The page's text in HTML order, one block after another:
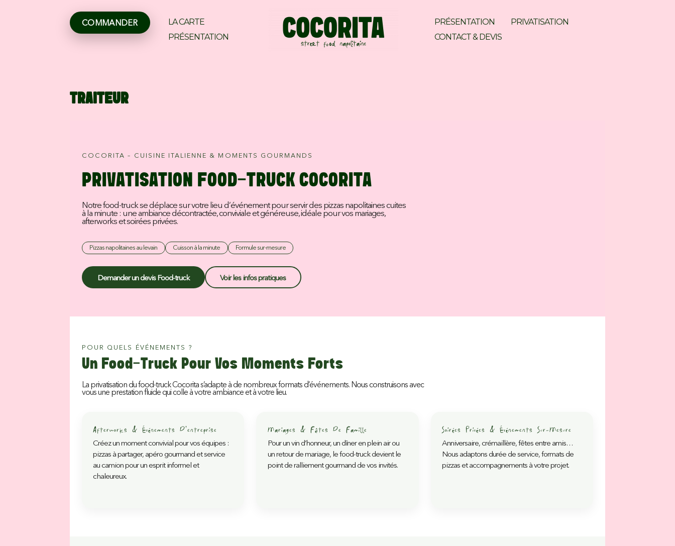
COMMANDER
LA CARTE
PRÉSENTATION
PRÉSENTATION
PRIVATISATION
CONTACT & DEVIS
TRAITEUR
COCORITA – CUISINE ITALIENNE & MOMENTS GOURMANDS
PRIVATISATION FOOD-TRUCK COCORITA
Notre food-truck se déplace sur votre lieu d’événement pour servir des pizzas napolitaines cuites
à la minute : une ambiance décontractée, conviviale et généreuse, idéale pour vos mariages,
afterworks et soirées privées.
Pizzas napolitaines au levain Cuisson à la minute Formule sur-mesure
Demander un devis Food-truck Voir les infos pratiques
POUR QUELS ÉVÉNEMENTS ?
Un Food-Truck Pour Vos Moments Forts
La privatisation du food-truck Cocorita s’adapte à de nombreux formats d’événements. Nous construisons avec
vous une prestation fluide qui colle à votre ambiance et à votre lieu.
Afterworks & Événements D’entreprise
Créez un moment convivial pour vos équipes :
pizzas à partager, apéro gourmand et service
au camion pour un esprit informel et
chaleureux.
Mariages & Fêtes De Famille
Pour un vin d’honneur, un dîner en plein air ou
un retour de mariage, le food-truck devient le
point de ralliement gourmand de vos invités.
Soirées Privées & Événements Sur-Mesure
Anniversaire, crémaillère, fêtes entre amis…
Nous adaptons durée de service, formats de
pizzas et accompagnements à votre projet.